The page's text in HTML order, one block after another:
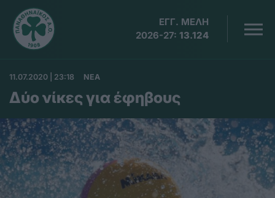
ΕΓΓ. ΜΕΛΗ
2026-27: 13.124
11.07.2020 | 23:18 ΝΕΑ
Δύο νίκες για έφηβους